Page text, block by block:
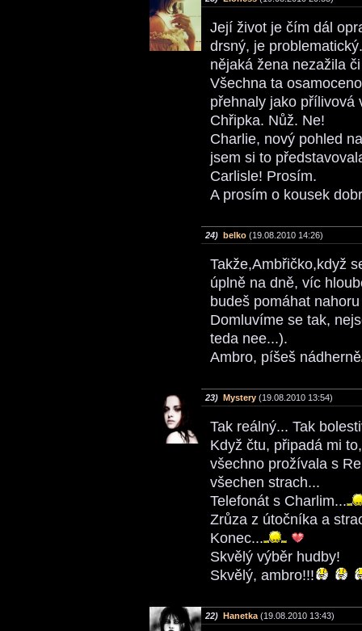
Její život je čím dál
drsný, je
nějaká žena nezažila
Všechna ta
přehnaly jako přílivová
Chřipka. Nůž. Ne!
Charlie, nový pohled
jsem si to
Carlisle! Prosím.
A prosím o kousek
24) belko (19.08.2010 14:26)
Takže,Ambřičko,když
úplně na dně, víc
budeš pomáhat
Domluvíme se tak,
teda nee...).
Ambro, píšeš nádherně
23) Mystery (19.08.2010 13:54)
Tak reálný... Tak
Když čtu, připadá mi
všechno prožívala s
všechen strach...
Telefonát s Charlim...
Zrůza z útočníka a
Konec...
Skvělý výběr hudby!
Skvělý, ambro!!!
22) Hanetka (19.08.2010 13:43)